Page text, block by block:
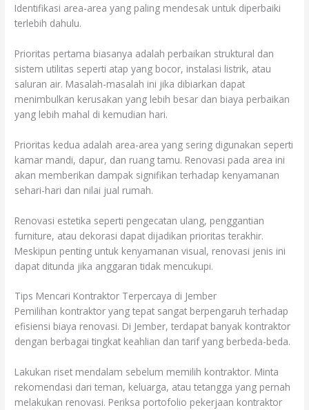
Identifikasi area-area yang paling mendesak untuk diperbaiki
terlebih dahulu.
Prioritas pertama biasanya adalah perbaikan struktural dan
sistem utilitas seperti atap yang bocor, instalasi listrik, atau
saluran air. Masalah-masalah ini jika dibiarkan dapat
menimbulkan kerusakan yang lebih besar dan biaya perbaikan
yang lebih mahal di kemudian hari.
Prioritas kedua adalah area-area yang sering digunakan seperti
kamar mandi, dapur, dan ruang tamu. Renovasi pada area ini
akan memberikan dampak signifikan terhadap kenyamanan
sehari-hari dan nilai jual rumah.
Renovasi estetika seperti pengecatan ulang, penggantian
furniture, atau dekorasi dapat dijadikan prioritas terakhir.
Meskipun penting untuk kenyamanan visual, renovasi jenis ini
dapat ditunda jika anggaran tidak mencukupi.
Tips Mencari Kontraktor Terpercaya di Jember
Pemilihan kontraktor yang tepat sangat berpengaruh terhadap
efisiensi biaya renovasi. Di Jember, terdapat banyak kontraktor
dengan berbagai tingkat keahlian dan tarif yang berbeda-beda.
Lakukan riset mendalam sebelum memilih kontraktor. Minta
rekomendasi dari teman, keluarga, atau tetangga yang pernah
melakukan renovasi. Periksa portofolio pekerjaan kontraktor